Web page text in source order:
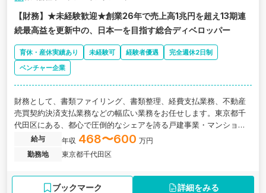
【財務】★未経験歓迎★創業26年で売上高1兆円を超え13期連
続最高益を更新中の、日本一を目指す総合ディベロッパー
育休・産休実績あり 未経験可 経験者優遇
完全週休2日制
ベンチャー企業
財務として、書類ファイリング、書類整理、経費支払業務、不動産
売買契約決済支払業務などの幅広い業務をお任せします。東京都千
代田区にある、都心で圧倒的なシェアを誇る戸建事業・マンション
開発事業・不動産流通事業を柱とした総合ディベロッパーの求人で
す。
給与 年収 468〜600 万円
勤務地
東京都千代田区
ブックマーク 詳細をみる